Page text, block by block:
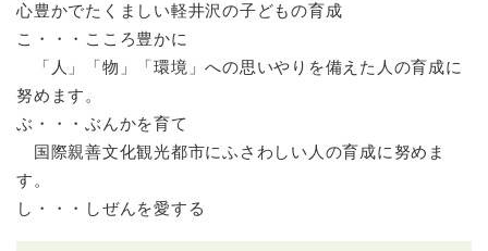
心豊かでたくましい軽井沢の子どもの育成
こ・・・こころ豊かに
「人」「物」「環境」への思いやりを備えた人の育成に
努めます。
ぶ・・・ぶんかを育て
国際親善文化観光都市にふさわしい人の育成に努めま
す。
し・・・しぜんを愛する